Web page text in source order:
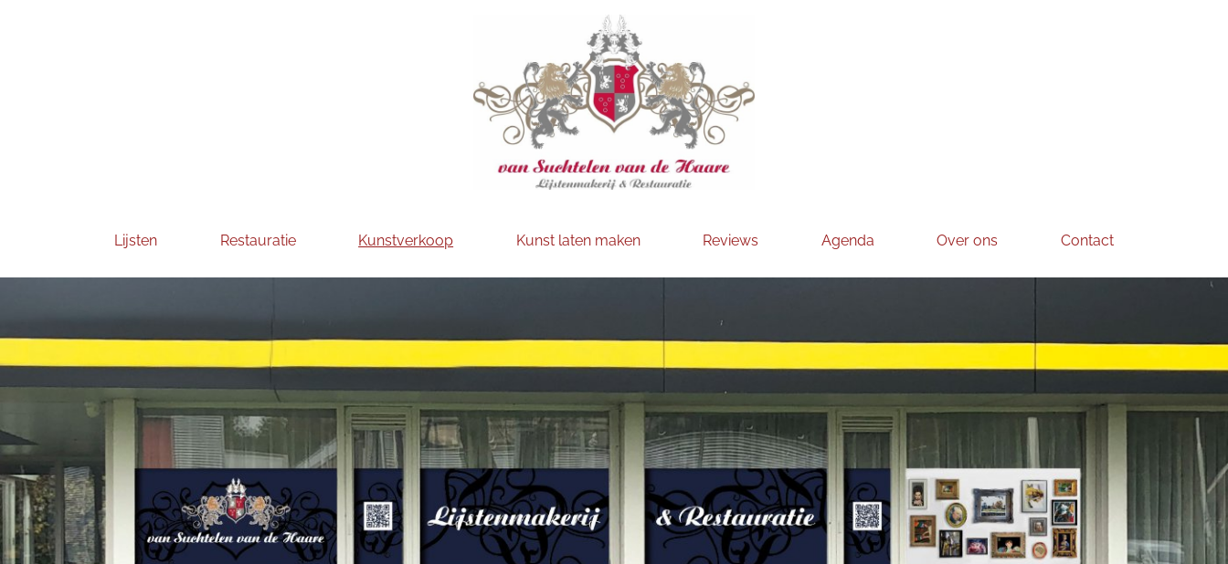
Lijsten Restauratie Kunstverkoop Kunst laten maken Reviews Agenda Over ons Contact